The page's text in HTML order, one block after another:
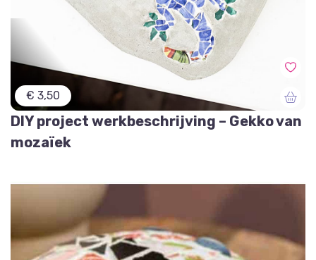
€ 3,50
DIY project werkbeschrijving – Gekko van
mozaïek